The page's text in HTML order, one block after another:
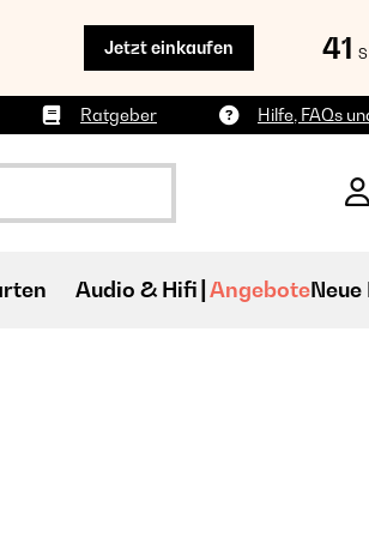
Jetzt einkaufen 41 S
Ratgeber Hilfe, FAQs
Audio & Hifi Angebote